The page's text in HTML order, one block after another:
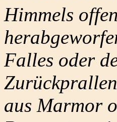
Himmels
Falles oder
aus Marmor